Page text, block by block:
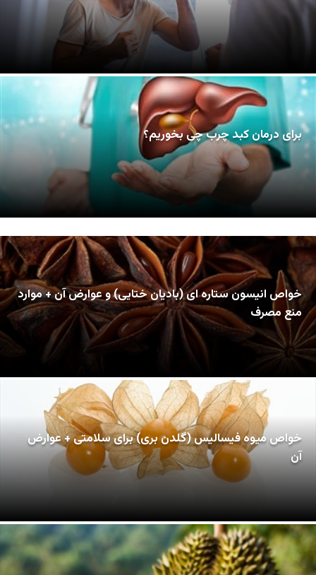
برای درمان کبد چرب چی بخوریم؟
خواص انیسون ستاره ای (بادیان ختایی) و عوارض آن + موارد
منع مصرف
خواص میوه فیسالیس (گلدن بری) برای سلامتی + عوارض
آن